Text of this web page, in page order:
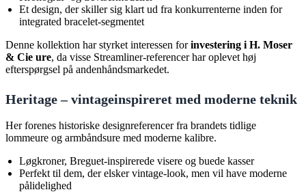
Et design, der skiller sig klart ud fra konkurrenterne inden for
integrated bracelet-segmentet
Denne kollektion har styrket interessen forinvestering i H. Moser
& Cie ure, da visse Streamliner-referencer har oplevet høj
efterspørgsel på andenhåndsmarkedet.
Heritage – vintageinspireret med moderne teknik
Her forenes historiske designreferencer fra brandets tidlige
lommeure og armbåndsure med moderne kalibre.
Løgkroner, Breguet-inspirerede visere og buede kasser
Perfekt til dem, der elsker vintage-look, men vil have moderne
pålidelighed